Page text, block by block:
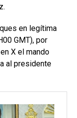
en legítima
GMT), por
X el mando
al presidente